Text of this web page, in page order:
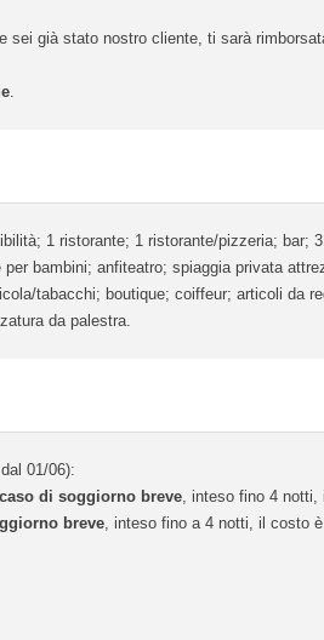
sei già stato nostro cliente, ti sarà
.
1 ristorante; 1 ristorante/pizzeria; bar;
bambini; anfiteatro; spiaggia privata
tabacchi; boutique; coiffeur; articoli da
da palestra.
01/06):
di soggiorno breve, inteso fino 4 notti,
breve, inteso fino a 4 notti, il costo